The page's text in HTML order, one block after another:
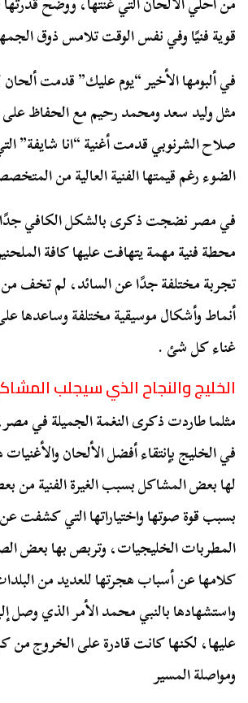
قوية فنيًا وفي نفس الوقت تلامس ذوق
في ألبومها الأخير “يوم عليك” قدمت ألحان
مثل وليد سعد ومحمد رحيم مع الحفاظ
صلاح الشرنوبي قدمت أغنية “انا شايفة”
الضوء رغم قيمتها الفنية العالية من
في مصر نضجت ذكرى بالشكل الكافي
محطة فنية مهمة يتهافت عليها كافة
تجربة مختلفة جدًا عن السائد، لم تخف
أنماط وأشكال موسيقية مختلفة وساعدها
غناء كل شئ .
الخليج والنجاح الذي سيجلب
مثلما طاردت ذكرى النغمة الجميلة في
في الخليج بإنتقاء أفضل الألحان
لها بعض المشاكل بسبب الغيرة الفنية من
بسبب قوة صوتها واختياراتها التي كشفت
المطربات الخليجيات، وتربص بها بعض
كلامها عن أسباب هجرتها للعديد من
واستشهادها بالنبي محمد الأمر الذي وصل
عليها، لكنها كانت قادرة على الخروج
ومواصلة المسير